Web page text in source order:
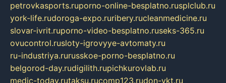
petrovkasports.ruporno-online-besplatno.rusplclub.ru
york-life.rudoroga-expo.ruribery.rucleanmedicine.ru
slovar-ivrit.ruporno-video-besplatno.ruseks-365.ru
ovucontrol.rusloty-igrovyye-avtomaty.ru
ru-industriya.rurusskoe-porno-besplatno.ru
belgorod-day.rudigilith.rupichkurovlab.ru
medic-today.rutaksu.rucomp123.rudon-ykt.ru